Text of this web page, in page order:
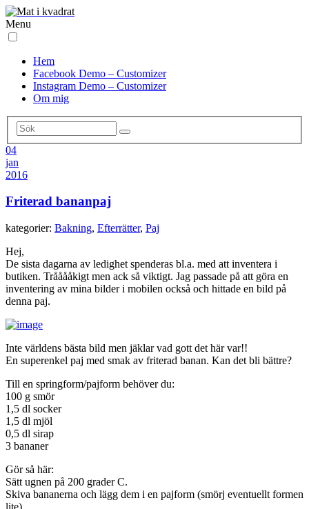
Menu
Hem
Facebook Demo – Customizer
Instagram Demo – Customizer
Om mig
04
jan
2016
Friterad bananpaj
kategorier: Bakning, Efterrätter, Paj
Hej,
De sista dagarna av ledighet spenderas bl.a. med att inventera i
butiken. Trååååkigt men ack så viktigt. Jag passade på att göra en
inventering av mina bilder i mobilen också och hittade en bild på
denna paj.
Inte världens bästa bild men jäklar vad gott det här var!!
En superenkel paj med smak av friterad banan. Kan det bli bättre?
Till en springform/pajform behöver du:
100 g smör
1,5 dl socker
1,5 dl mjöl
0,5 dl sirap
3 bananer
Gör så här:
Sätt ugnen på 200 grader C.
Skiva bananerna och lägg dem i en pajform (smörj eventuellt formen
lite).